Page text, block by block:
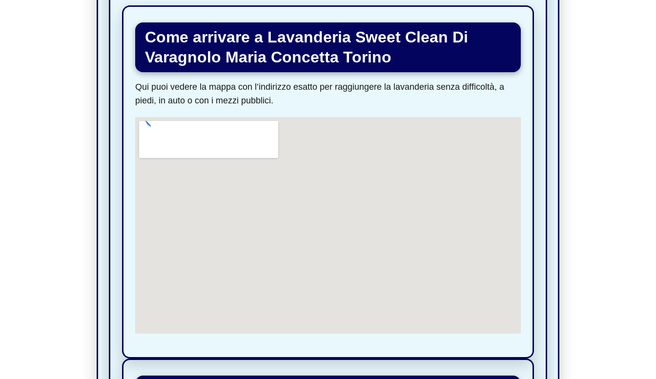
Come arrivare a Lavanderia Sweet Clean Di
Varagnolo Maria Concetta Torino
Qui puoi vedere la mappa con l’indirizzo esatto per raggiungere la lavanderia senza difficoltà, a
piedi, in auto o con i mezzi pubblici.